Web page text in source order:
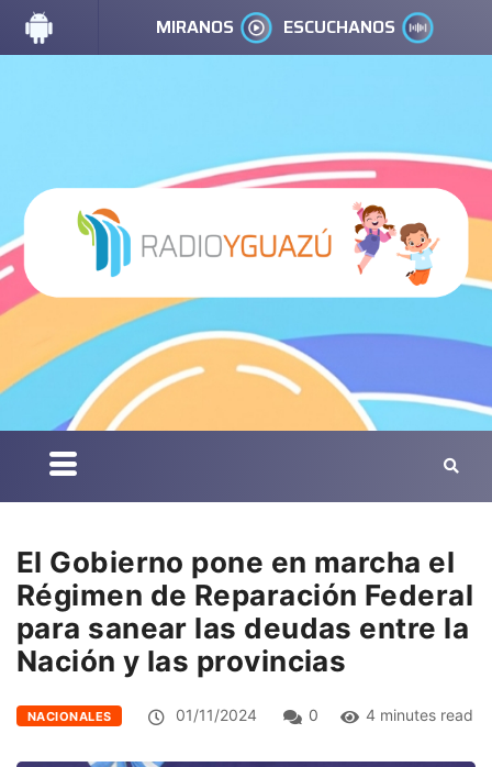
MIRANOS ESCUCHANOS
El Gobierno pone en marcha el
Régimen de Reparación Federal
para sanear las deudas entre la
Nación y las provincias
NACIONALES 01/11/2024 0 4 minutes read